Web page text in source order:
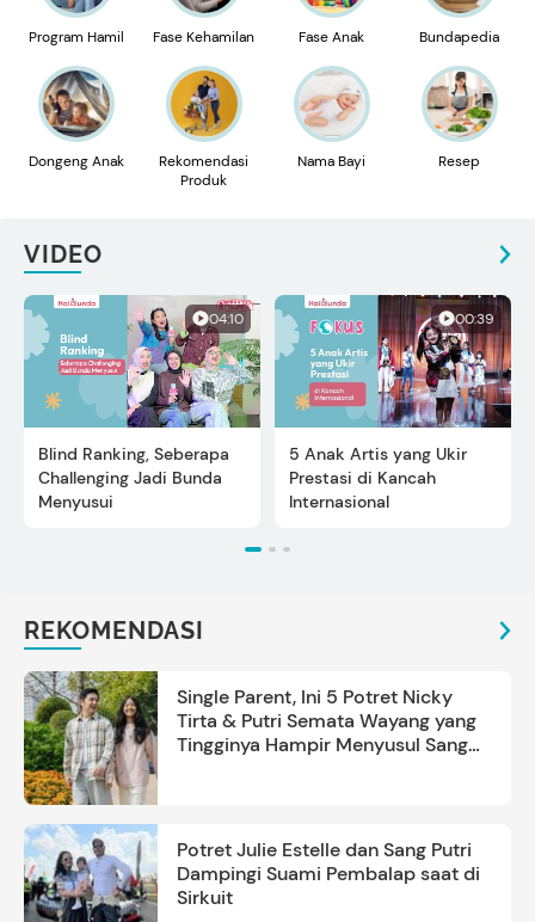
Program Hamil Fase Kehamilan Fase Anak Bundapedia
Dongeng Anak
Rekomendasi
Produk
Nama Bayi Resep
VIDEO
04:10
Blind Ranking, Seberapa
Challenging Jadi Bunda
Menyusui
00:39
5 Anak Artis yang Ukir
Prestasi di Kancah
Internasional
REKOMENDASI
Single Parent, Ini 5 Potret Nicky
Tirta & Putri Semata Wayang yang
Tingginya Hampir Menyusul Sang
Potret Julie Estelle dan Sang Putri
Dampingi Suami Pembalap saat di
Sirkuit